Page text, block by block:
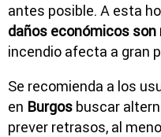
antes posible. A esta
daños económicos
incendio afecta a gran
Se recomienda a los
en Burgos buscar
prever retrasos, al